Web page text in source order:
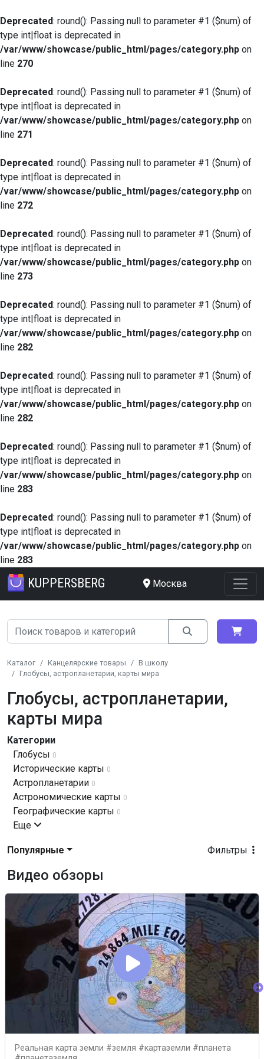
Deprecated: round(): Passing null to parameter #1 ($num) of
type int|float is deprecated in
/var/www/showcase/public_html/pages/category.php on
line 270
Deprecated: round(): Passing null to parameter #1 ($num) of
type int|float is deprecated in
/var/www/showcase/public_html/pages/category.php on
line 271
Deprecated: round(): Passing null to parameter #1 ($num) of
type int|float is deprecated in
/var/www/showcase/public_html/pages/category.php on
line 272
Deprecated: round(): Passing null to parameter #1 ($num) of
type int|float is deprecated in
/var/www/showcase/public_html/pages/category.php on
line 273
Deprecated: round(): Passing null to parameter #1 ($num) of
type int|float is deprecated in
/var/www/showcase/public_html/pages/category.php on
line 282
Deprecated: round(): Passing null to parameter #1 ($num) of
type int|float is deprecated in
/var/www/showcase/public_html/pages/category.php on
line 282
Deprecated: round(): Passing null to parameter #1 ($num) of
type int|float is deprecated in
/var/www/showcase/public_html/pages/category.php on
line 283
Deprecated: round(): Passing null to parameter #1 ($num) of
type int|float is deprecated in
/var/www/showcase/public_html/pages/category.php on
line 283
KUPPERSBERG Москва
Каталог Канцелярские товары
В школу
Глобусы, астропланетарии, карты мира
Глобусы, астропланетарии,
карты мира
Категории
Глобусы 0
Исторические карты 0
Астропланетарии 0
Астрономические карты 0
Географические карты 0
Еще
Фильтры
Популярные
Видео обзоры
Реальная карта земли #земля #картаземли #планета